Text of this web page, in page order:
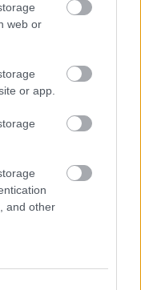
web or
or app.
and other
néhány hét alatt
alatt csak
IC-kocsi.
miniszter